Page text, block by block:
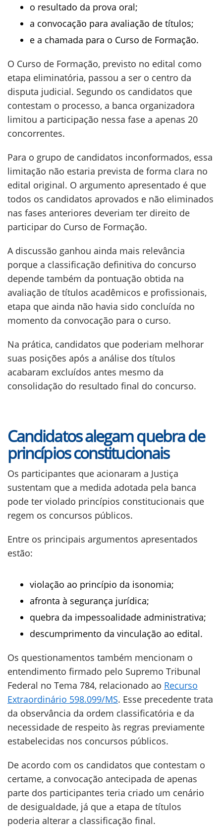
o resultado da prova oral;
a convocação para avaliação de títulos;
e a chamada para o Curso de Formação.
O Curso de Formação, previsto no edital como
etapa eliminatória, passou a ser o centro da
disputa judicial. Segundo os candidatos que
contestam o processo, a banca organizadora
limitou a participação nessa fase a apenas 20
concorrentes.
Para o grupo de candidatos inconformados, essa
limitação não estaria prevista de forma clara no
edital original. O argumento apresentado é que
todos os candidatos aprovados e não eliminados
nas fases anteriores deveriam ter direito de
participar do Curso de Formação.
A discussão ganhou ainda mais relevância
porque a classificação definitiva do concurso
depende também da pontuação obtida na
avaliação de títulos acadêmicos e profissionais,
etapa que ainda não havia sido concluída no
momento da convocação para o curso.
Na prática, candidatos que poderiam melhorar
suas posições após a análise dos títulos
acabaram excluídos antes mesmo da
consolidação do resultado final do concurso.
Candidatos alegam quebra de
princípios constitucionais
Os participantes que acionaram a Justiça
sustentam que a medida adotada pela banca
pode ter violado princípios constitucionais que
regem os concursos públicos.
Entre os principais argumentos apresentados
estão:
violação ao princípio da isonomia;
afronta à segurança jurídica;
quebra da impessoalidade administrativa;
descumprimento da vinculação ao edital.
Os questionamentos também mencionam o
entendimento firmado pelo Supremo Tribunal
Federal no Tema 784, relacionado ao Recurso
Extraordinário 598.099/MS. Esse precedente trata
da observância da ordem classificatória e da
necessidade de respeito às regras previamente
estabelecidas nos concursos públicos.
De acordo com os candidatos que contestam o
certame, a convocação antecipada de apenas
parte dos participantes teria criado um cenário
de desigualdade, já que a etapa de títulos
poderia alterar a classificação final.